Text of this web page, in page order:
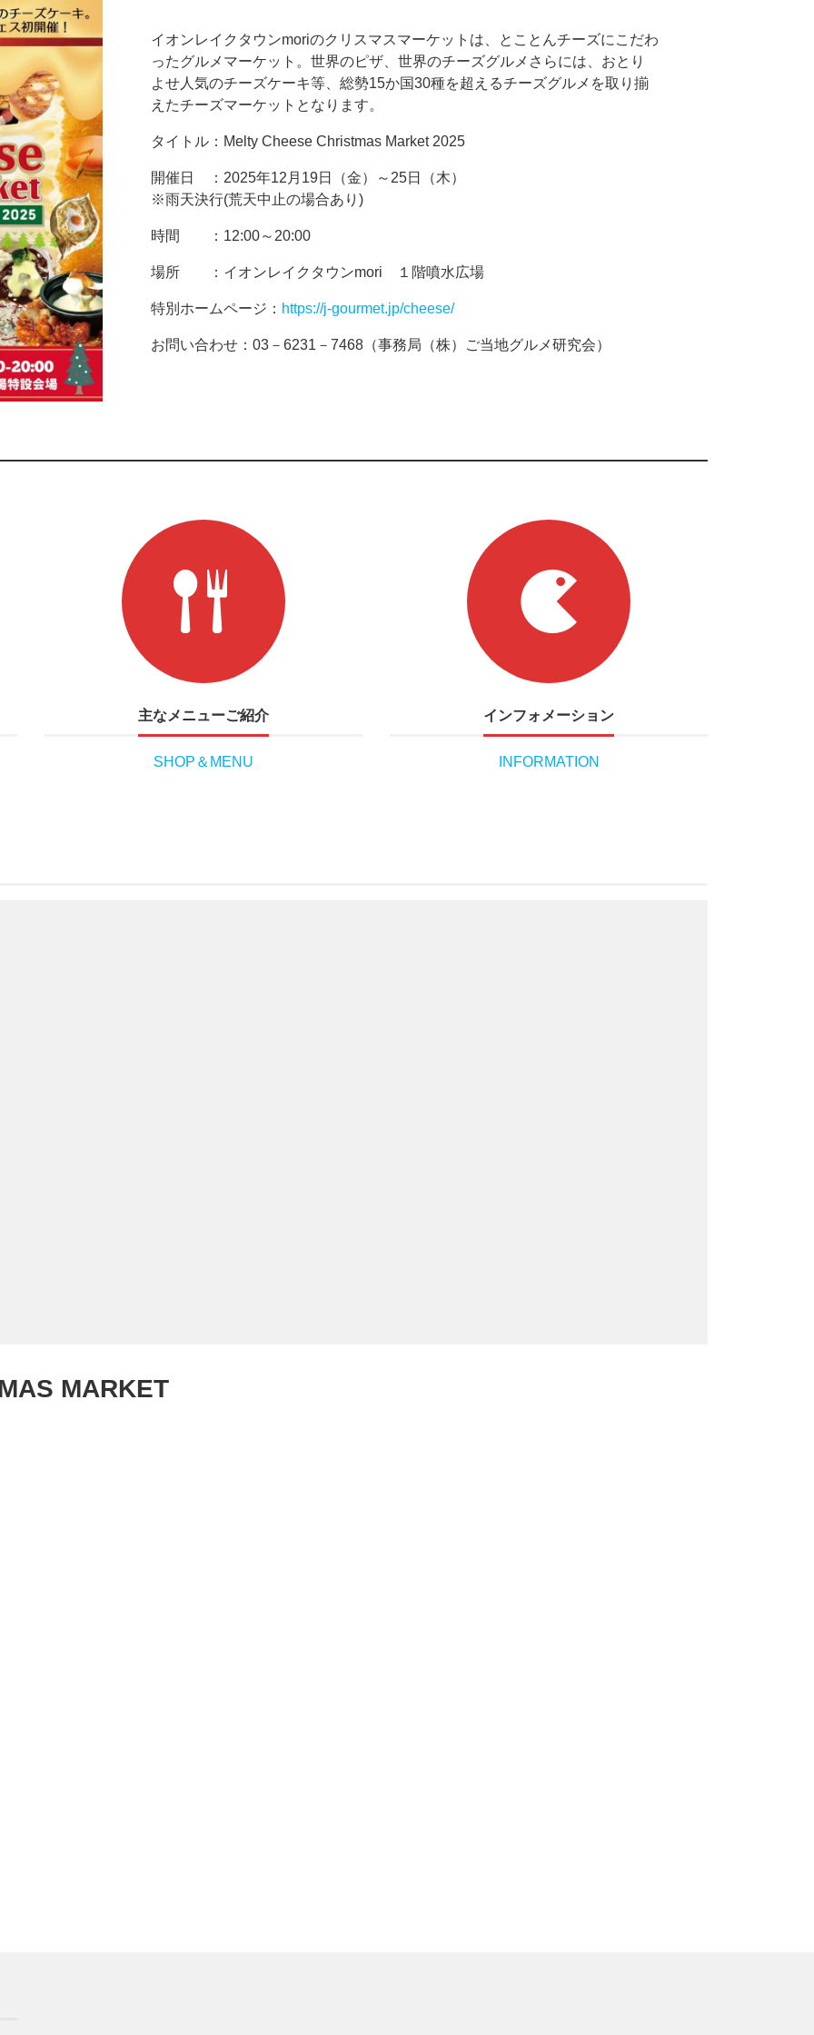
イオンレイクタウンmoriのクリスマスマーケットは、とことんチーズにこだわ
ったグルメマーケット。世界のピザ、世界のチーズグルメさらには、おとり
よせ人気のチーズケーキ等、総勢15か国30種を超えるチーズグルメを取り揃
えたチーズマーケットとなります。
タイトル：Melty Cheese Christmas Market 2025
開催日 ：2025年12月19日（金）～25日（木）
※雨天決行(荒天中止の場合あり)
時間 ：12:00～20:00
場所 ：イオンレイクタウンmori １階噴水広場
特別ホームページ： https://j-gourmet.jp/cheese/
お問い合わせ：03－6231－7468（事務局（株）ご当地グルメ研究会）
主なメニューご紹介
SHOP＆MENU
インフォメーション
INFORMATION
MARKET